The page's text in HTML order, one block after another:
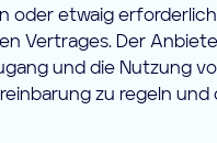
oder etwaig
Vertrages. Der
und die Nutzung
zu regeln und